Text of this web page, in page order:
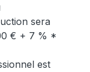
sera
€ + 7 % *
est